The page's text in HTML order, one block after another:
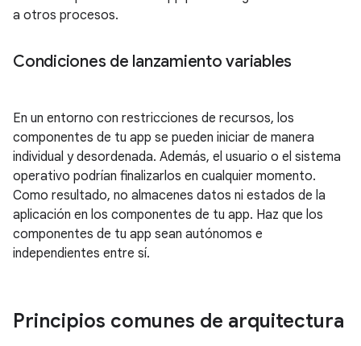
a otros procesos.
Condiciones de lanzamiento variables
En un entorno con restricciones de recursos, los
componentes de tu app se pueden iniciar de manera
individual y desordenada. Además, el usuario o el sistema
operativo podrían finalizarlos en cualquier momento.
Como resultado, no almacenes datos ni estados de la
aplicación en los componentes de tu app. Haz que los
componentes de tu app sean autónomos e
independientes entre sí.
Principios comunes de arquitectura